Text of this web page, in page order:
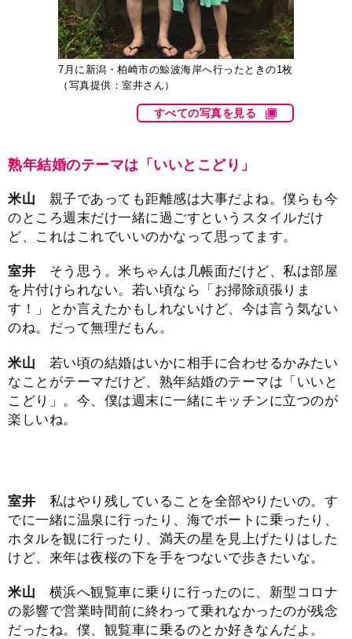
7月に新潟・柏崎市の鯨波海岸へ行ったときの1枚
（写真提供：室井さん）
すべての写真を見る
熟年結婚のテーマは「いいとこどり」
米山 親子であっても距離感は大事だよね。僕らも今
のところ週末だけ一緒に過ごすというスタイルだけ
ど、これはこれでいいのかなって思ってます。
室井 そう思う。米ちゃんは几帳面だけど、私は部屋
を片付けられない。若い頃なら「お掃除頑張りま
す！」とか言えたかもしれないけど、今は言う気ない
のね。だって無理だもん。
米山 若い頃の結婚はいかに相手に合わせるかみたい
なことがテーマだけど、熟年結婚のテーマは「いいと
こどり」。今、僕は週末に一緒にキッチンに立つのが
楽しいね。
室井 私はやり残していることを全部やりたいの。す
でに一緒に温泉に行ったり、海でボートに乗ったり、
ホタルを観に行ったり、満天の星を見上げたりはした
けど、来年は夜桜の下を手をつないで歩きたいな。
米山 横浜へ観覧車に乗りに行ったのに、新型コロナ
の影響で営業時間前に終わって乗れなかったのが残念
だったね。僕、観覧車に乗るのとか好きなんだよ。